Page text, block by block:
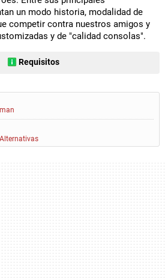
un modo historia, modalidad de
competir contra nuestros amigos y
y de "calidad consolas".
Requisitos
Alternativas